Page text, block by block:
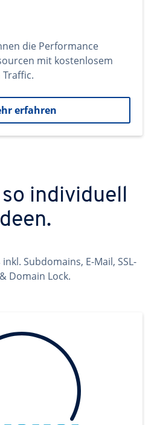
die Performance
mit kostenlosem
erfahren
individuell
Subdomains, E-Mail, SSL-
Domain Lock.